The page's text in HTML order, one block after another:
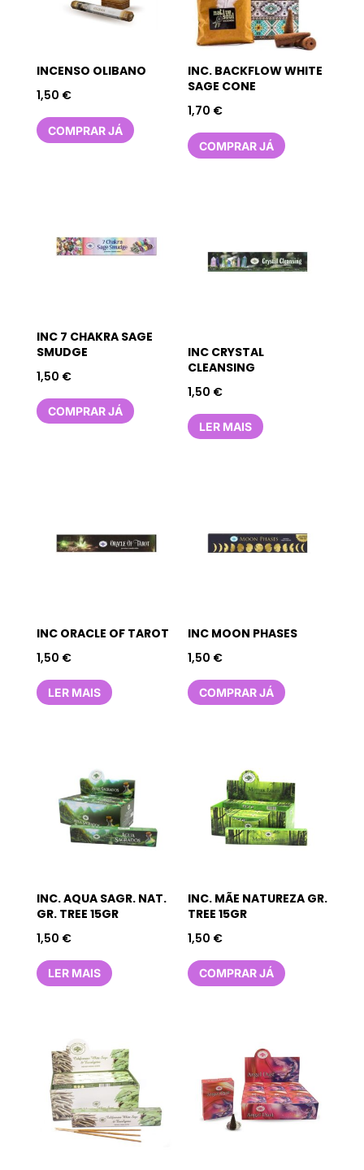
INCENSO OLIBANO
1,50 €
COMPRAR JÁ
INC. BACKFLOW WHITE
SAGE CONE
1,70 €
COMPRAR JÁ
INC 7 CHAKRA SAGE
SMUDGE
1,50 €
COMPRAR JÁ
INC CRYSTAL
CLEANSING
1,50 €
LER MAIS
INC ORACLE OF TAROT
1,50 €
LER MAIS
INC MOON PHASES
1,50 €
COMPRAR JÁ
INC. AQUA SAGR. NAT.
GR. TREE 15GR
1,50 €
LER MAIS
INC. MÃE NATUREZA GR.
TREE 15GR
1,50 €
COMPRAR JÁ